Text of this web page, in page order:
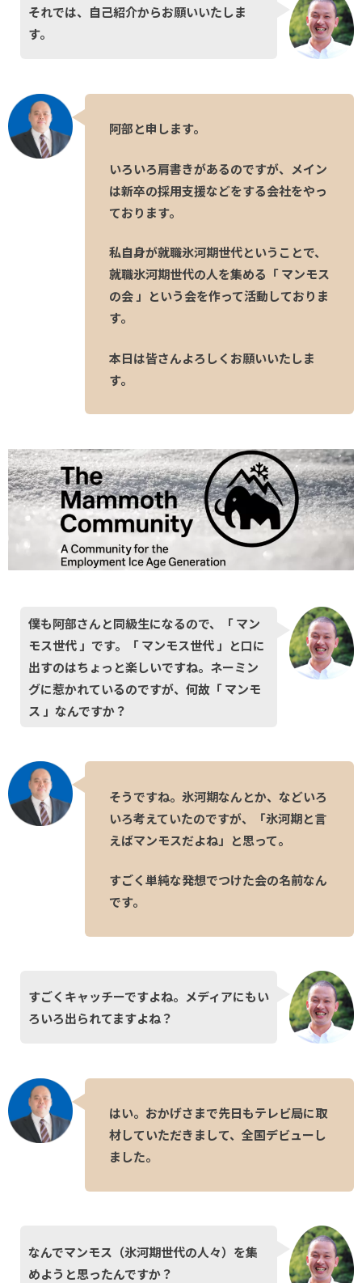
それでは、自己紹介からお願いいたしま
す。
阿部と申します。
いろいろ肩書きがあるのですが、メイン
は新卒の採用支援などをする会社をやっ
ております。
私自身が就職氷河期世代ということで、
就職氷河期世代の人を集める「 マンモス
の会 」という会を作って活動しておりま
す。
本日は皆さんよろしくお願いいたしま
す。
僕も阿部さんと同級生になるので、「 マン
モス世代 」です。「 マンモス世代 」と口に
出すのはちょっと楽しいですね。ネーミン
グに惹かれているのですが、何故「 マンモ
ス 」なんですか？
そうですね。氷河期なんとか、などいろ
いろ考えていたのですが、「氷河期と言
えばマンモスだよね」と思って。
すごく単純な発想でつけた会の名前なん
です。
すごくキャッチーですよね。メディアにもい
ろいろ出られてますよね？
はい。おかげさまで先日もテレビ局に取
材していただきまして、全国デビューし
ました。
なんでマンモス（氷河期世代の人々）を集
めようと思ったんですか？